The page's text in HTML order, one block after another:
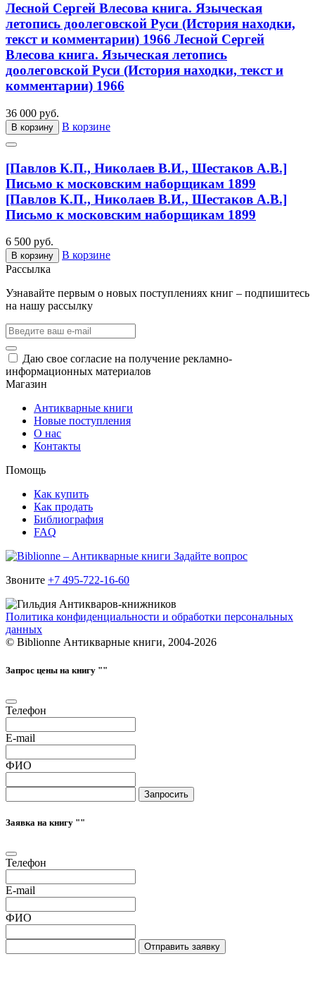
Лесной Сергей Влесова книга. Языческая
летопись доолеговской Руси (История находки,
текст и комментарии) 1966 Лесной Сергей
Влесова книга. Языческая летопись
доолеговской Руси (История находки, текст и
комментарии) 1966
36 000 руб.
В корзину В корзине
[Павлов К.П., Николаев В.И., Шестаков А.В.]
Письмо к московским наборщикам 1899
[Павлов К.П., Николаев В.И., Шестаков А.В.]
Письмо к московским наборщикам 1899
6 500 руб.
В корзину
В корзине
Рассылка
Узнавайте первым о новых поступлениях книг – подпишитесь
на нашу рассылку
Даю свое согласие на получение рекламно-
информационных материалов
Магазин
Антикварные книги
Новые поступления
О нас
Контакты
Помощь
Как купить
Как продать
Библиография
FAQ
Задайте вопрос
Звоните +7 495-722-16-60
Политика конфиденциальности и обработки персональных
данных
© Biblionne Антикварные книги, 2004-2026
Запрос цены на книгу ""
Телефон
E-mail
ФИО
Запросить
Заявка на книгу ""
Телефон
E-mail
ФИО
Отправить заявку